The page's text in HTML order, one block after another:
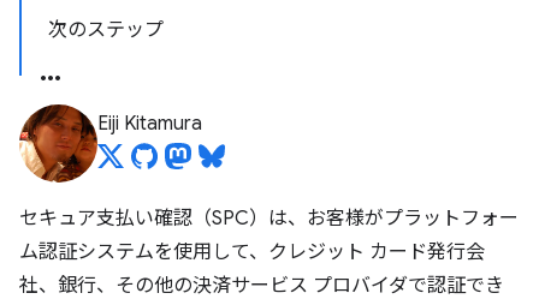
次のステップ
Eiji Kitamura
セキュア支払い確認（SPC）は、お客様がプラットフォー
ム認証システムを使用して、クレジット カード発行会
社、銀行、その他の決済サービス プロバイダで認証でき